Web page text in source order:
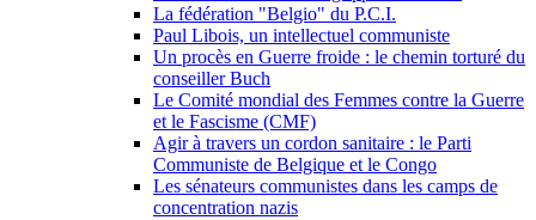
La fédération "Belgio" du P.C.I.
Paul Libois, un intellectuel communiste
Un procès en Guerre froide : le chemin torturé du
conseiller Buch
Le Comité mondial des Femmes contre la Guerre
et le Fascisme (CMF)
Agir à travers un cordon sanitaire : le Parti
Communiste de Belgique et le Congo
Les sénateurs communistes dans les camps de
concentration nazis